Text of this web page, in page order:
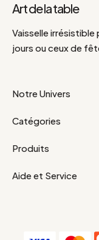
Art de la table
Vaisselle irrésistible
jours ou ceux de
Notre Univers
Catégories
Produits
Aide et Service